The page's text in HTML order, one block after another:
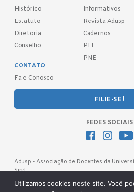
Histórico
Estatuto
Diretoria
Conselho
Informativos
Revista Adusp
Cadernos
PEE
PNE
CONTATO
Fale Conosco
FILIE-SE!
REDES SOCIAIS
Adusp - Associação de Docentes da
Sind.
Av. Prof. Almeida Prado, 1366 - São Paulo,
Utilizamos cookies neste site. Você